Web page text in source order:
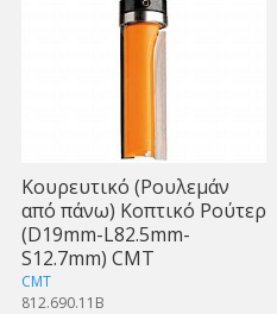
Κουρευτικό (Ρουλεμάν
από πάνω) Κοπτικό Ρούτερ
(D19mm-L82.5mm-
S12.7mm) CMT
CMT
812.690.11B